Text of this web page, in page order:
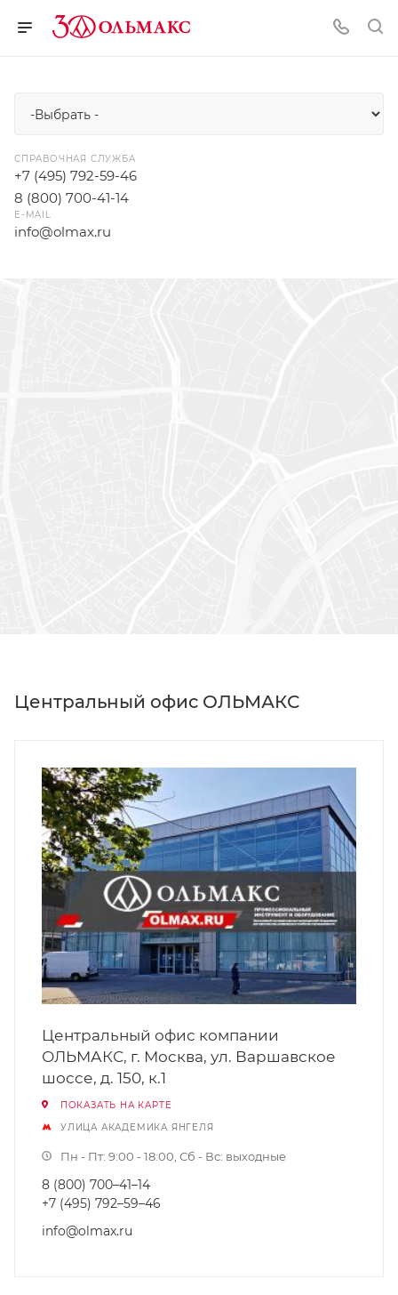
СПРАВОЧНАЯ СЛУЖБА
+7 (495) 792-59-46
8 (800) 700-41-14
E-MAIL
info@olmax.ru
Центральный офис ОЛЬМАКС
Центральный офис компании
ОЛЬМАКС, г. Москва, ул. Варшавское
шоссе, д. 150, к.1
ПОКАЗАТЬ НА КАРТЕ
УЛИЦА АКАДЕМИКА ЯНГЕЛЯ
Пн - Пт: 9:00 - 18:00, Сб - Вс: выходные
8 (800) 700–41–14
+7 (495) 792–59–46
info@olmax.ru